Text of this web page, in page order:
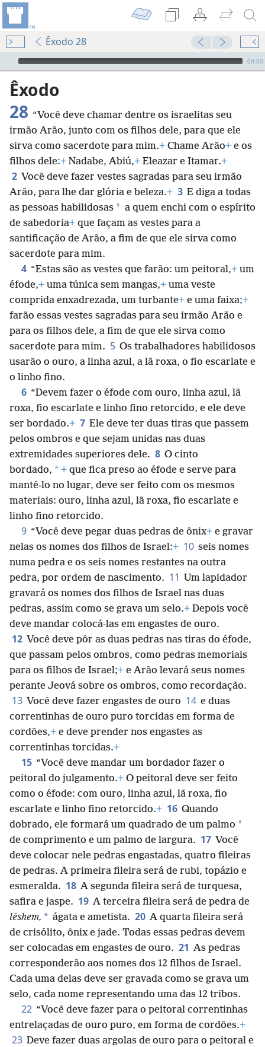
Êxodo 28
Audio Player
00:00
Êxodo
28 “Você deve chamar dentre os israelitas seu
irmão Arão, junto com os filhos dele, para que ele
sirva como sacerdote para mim.+ Chame Arão+ e os
filhos dele:+ Nadabe, Abiú,+ Eleazar e Itamar.+
2 Você deve fazer vestes sagradas para seu irmão
Arão, para lhe dar glória e beleza.+ 3 E diga a todas
as pessoas habilidosas * a quem enchi com o espírito
de sabedoria+ que façam as vestes para a
santificação de Arão, a fim de que ele sirva como
sacerdote para mim.
4 “Estas são as vestes que farão: um peitoral,+ um
éfode,+ uma túnica sem mangas,+ uma veste
comprida enxadrezada, um turbante+ e uma faixa;+
farão essas vestes sagradas para seu irmão Arão e
para os filhos dele, a fim de que ele sirva como
sacerdote para mim. 5 Os trabalhadores habilidosos
usarão o ouro, a linha azul, a lã roxa, o fio escarlate e
o linho fino.
6 “Devem fazer o éfode com ouro, linha azul, lã
roxa, fio escarlate e linho fino retorcido, e ele deve
ser bordado.+ 7 Ele deve ter duas tiras que passem
pelos ombros e que sejam unidas nas duas
extremidades superiores dele. 8 O cinto
bordado, * + que fica preso ao éfode e serve para
mantê-lo no lugar, deve ser feito com os mesmos
materiais: ouro, linha azul, lã roxa, fio escarlate e
linho fino retorcido.
9 “Você deve pegar duas pedras de ônix+ e gravar
nelas os nomes dos filhos de Israel:+ 10 seis nomes
numa pedra e os seis nomes restantes na outra
pedra, por ordem de nascimento. 11 Um lapidador
gravará os nomes dos filhos de Israel nas duas
pedras, assim como se grava um selo.+ Depois você
deve mandar colocá-las em engastes de ouro.
12 Você deve pôr as duas pedras nas tiras do éfode,
que passam pelos ombros, como pedras memoriais
para os filhos de Israel;+ e Arão levará seus nomes
perante Jeová sobre os ombros, como recordação.
13 Você deve fazer engastes de ouro 14 e duas
correntinhas de ouro puro torcidas em forma de
cordões,+ e deve prender nos engastes as
correntinhas torcidas.+
15 “Você deve mandar um bordador fazer o
peitoral do julgamento.+ O peitoral deve ser feito
como o éfode: com ouro, linha azul, lã roxa, fio
escarlate e linho fino retorcido.+ 16 Quando
dobrado, ele formará um quadrado de um palmo *
de comprimento e um palmo de largura. 17 Você
deve colocar nele pedras engastadas, quatro fileiras
de pedras. A primeira fileira será de rubi, topázio e
esmeralda. 18 A segunda fileira será de turquesa,
safira e jaspe. 19 A terceira fileira será de pedra de
léshem, * ágata e ametista. 20 A quarta fileira será
de crisólito, ônix e jade. Todas essas pedras devem
ser colocadas em engastes de ouro. 21 As pedras
corresponderão aos nomes dos 12 filhos de Israel.
Cada uma delas deve ser gravada como se grava um
selo, cada nome representando uma das 12 tribos.
22 “Você deve fazer para o peitoral correntinhas
entrelaçadas de ouro puro, em forma de cordões.+
23 Deve fazer duas argolas de ouro para o peitoral e